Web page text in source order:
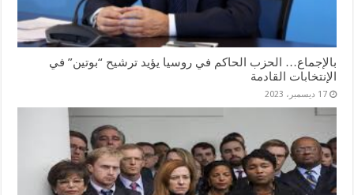
بالإجماع… الحزب الحاكم في روسيا يؤيد ترشيح “بوتين” في
الإنتخابات القادمة
17 ديسمبر، 2023